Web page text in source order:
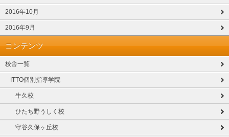
2016年10月
2016年9月
コンテンツ
校舎一覧
ITTO個別指導学院
牛久校
ひたち野うしく校
守谷久保ヶ丘校